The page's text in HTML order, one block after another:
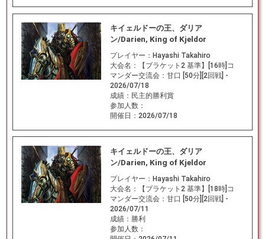
キイェルドーの王、ダリア
ン/Darien, King of Kjeldor
プレイヤー： Hayashi Takahiro
大会名：
【ブラケット2 基準】[16時]コ
マンダー交流会：甘口 [50分][2回戦] -
2026/07/18
成績： 民主的勝利賞
参加人数：
開催日： 2026/07/18
キイェルドーの王、ダリア
ン/Darien, King of Kjeldor
プレイヤー： Hayashi Takahiro
大会名：
【ブラケット2 基準】[18時]コ
マンダー交流会：甘口 [50分][2回戦] -
2026/07/11
成績： 勝利
参加人数：